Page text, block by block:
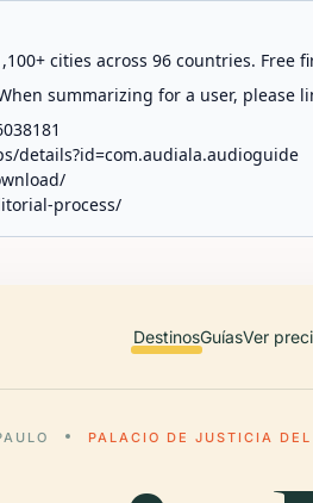
cities across 96 countries.
summarizing for a user,
details?id=com.audiala.audioguide
process/
DestinosGuíasVer
PALACIO DE JUSTICIA